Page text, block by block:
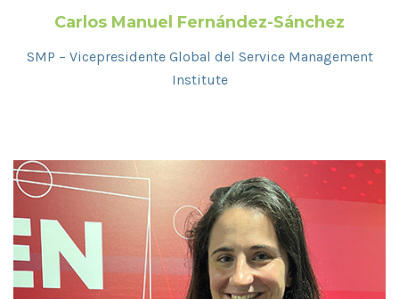
Carlos Manuel Fernández-Sánchez
SMP – Vicepresidente Global del Service Management
Institute